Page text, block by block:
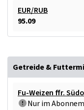
EUR/RUB
95.09
Getreide &
Fu-Weizen ffr.
Nur im